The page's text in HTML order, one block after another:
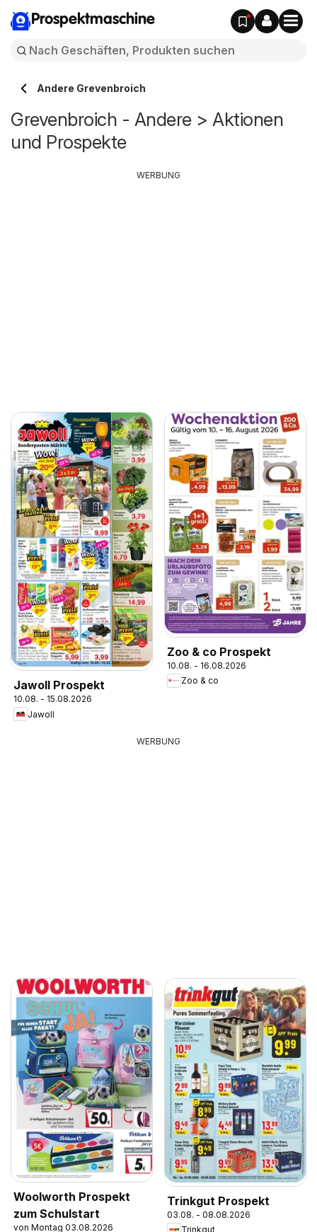
Prospektmaschine
Andere Grevenbroich
Grevenbroich - Andere > Aktionen
und Prospekte
Jawoll Prospekt
10.08. - 15.08.2026
Jawoll
Zoo & co Prospekt
10.08. - 16.08.2026
Zoo & co
WERBUNG
WERBUNG
Woolworth Prospekt
zum Schulstart
von Montag 03.08.2026
Trinkgut Prospekt
03.08. - 08.08.2026
Trinkgut